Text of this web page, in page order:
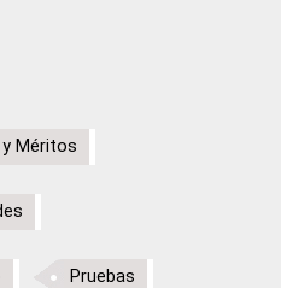
Méritos
Pruebas